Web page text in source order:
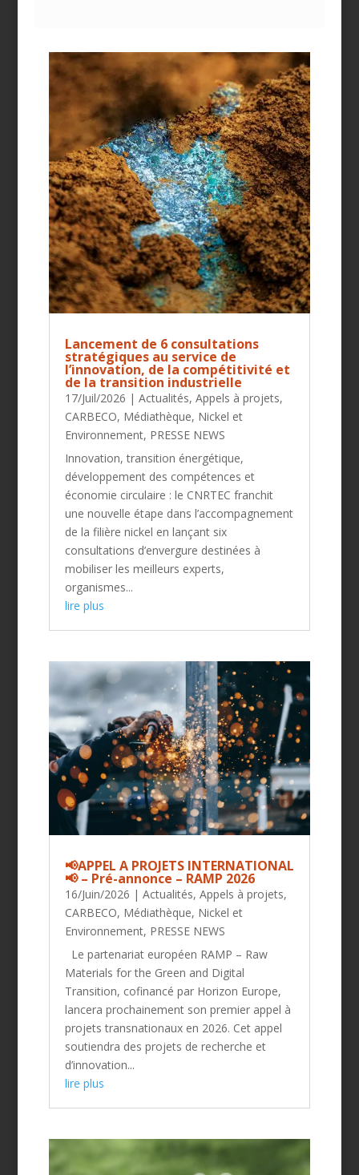
Lancement de 6 consultations
stratégiques au service de
l’innovation, de la compétitivité et
de la transition industrielle
17/Juil/2026 | Actualités, Appels à projets,
CARBECO, Médiathèque, Nickel et
Environnement, PRESSE NEWS
Innovation, transition énergétique,
développement des compétences et
économie circulaire : le CNRTEC franchit
une nouvelle étape dans l’accompagnement
de la filière nickel en lançant six
consultations d’envergure destinées à
mobiliser les meilleurs experts,
organismes...
lire plus
📢APPEL A PROJETS INTERNATIONAL
📢 – Pré-annonce – RAMP 2026
16/Juin/2026 | Actualités, Appels à projets,
CARBECO, Médiathèque, Nickel et
Environnement, PRESSE NEWS
Le partenariat européen RAMP – Raw
Materials for the Green and Digital
Transition, cofinancé par Horizon Europe,
lancera prochainement son premier appel à
projets transnationaux en 2026. Cet appel
soutiendra des projets de recherche et
d’innovation...
lire plus